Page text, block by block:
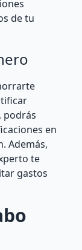
de tu
podrás
en
Además,
te
gastos